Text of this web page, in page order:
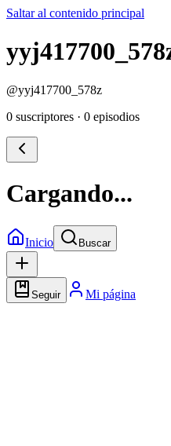
Saltar al contenido principal
@yyj417700_578z
0 suscriptores · 0 episodios
Cargando...
Inicio Buscar
Seguir Mi página